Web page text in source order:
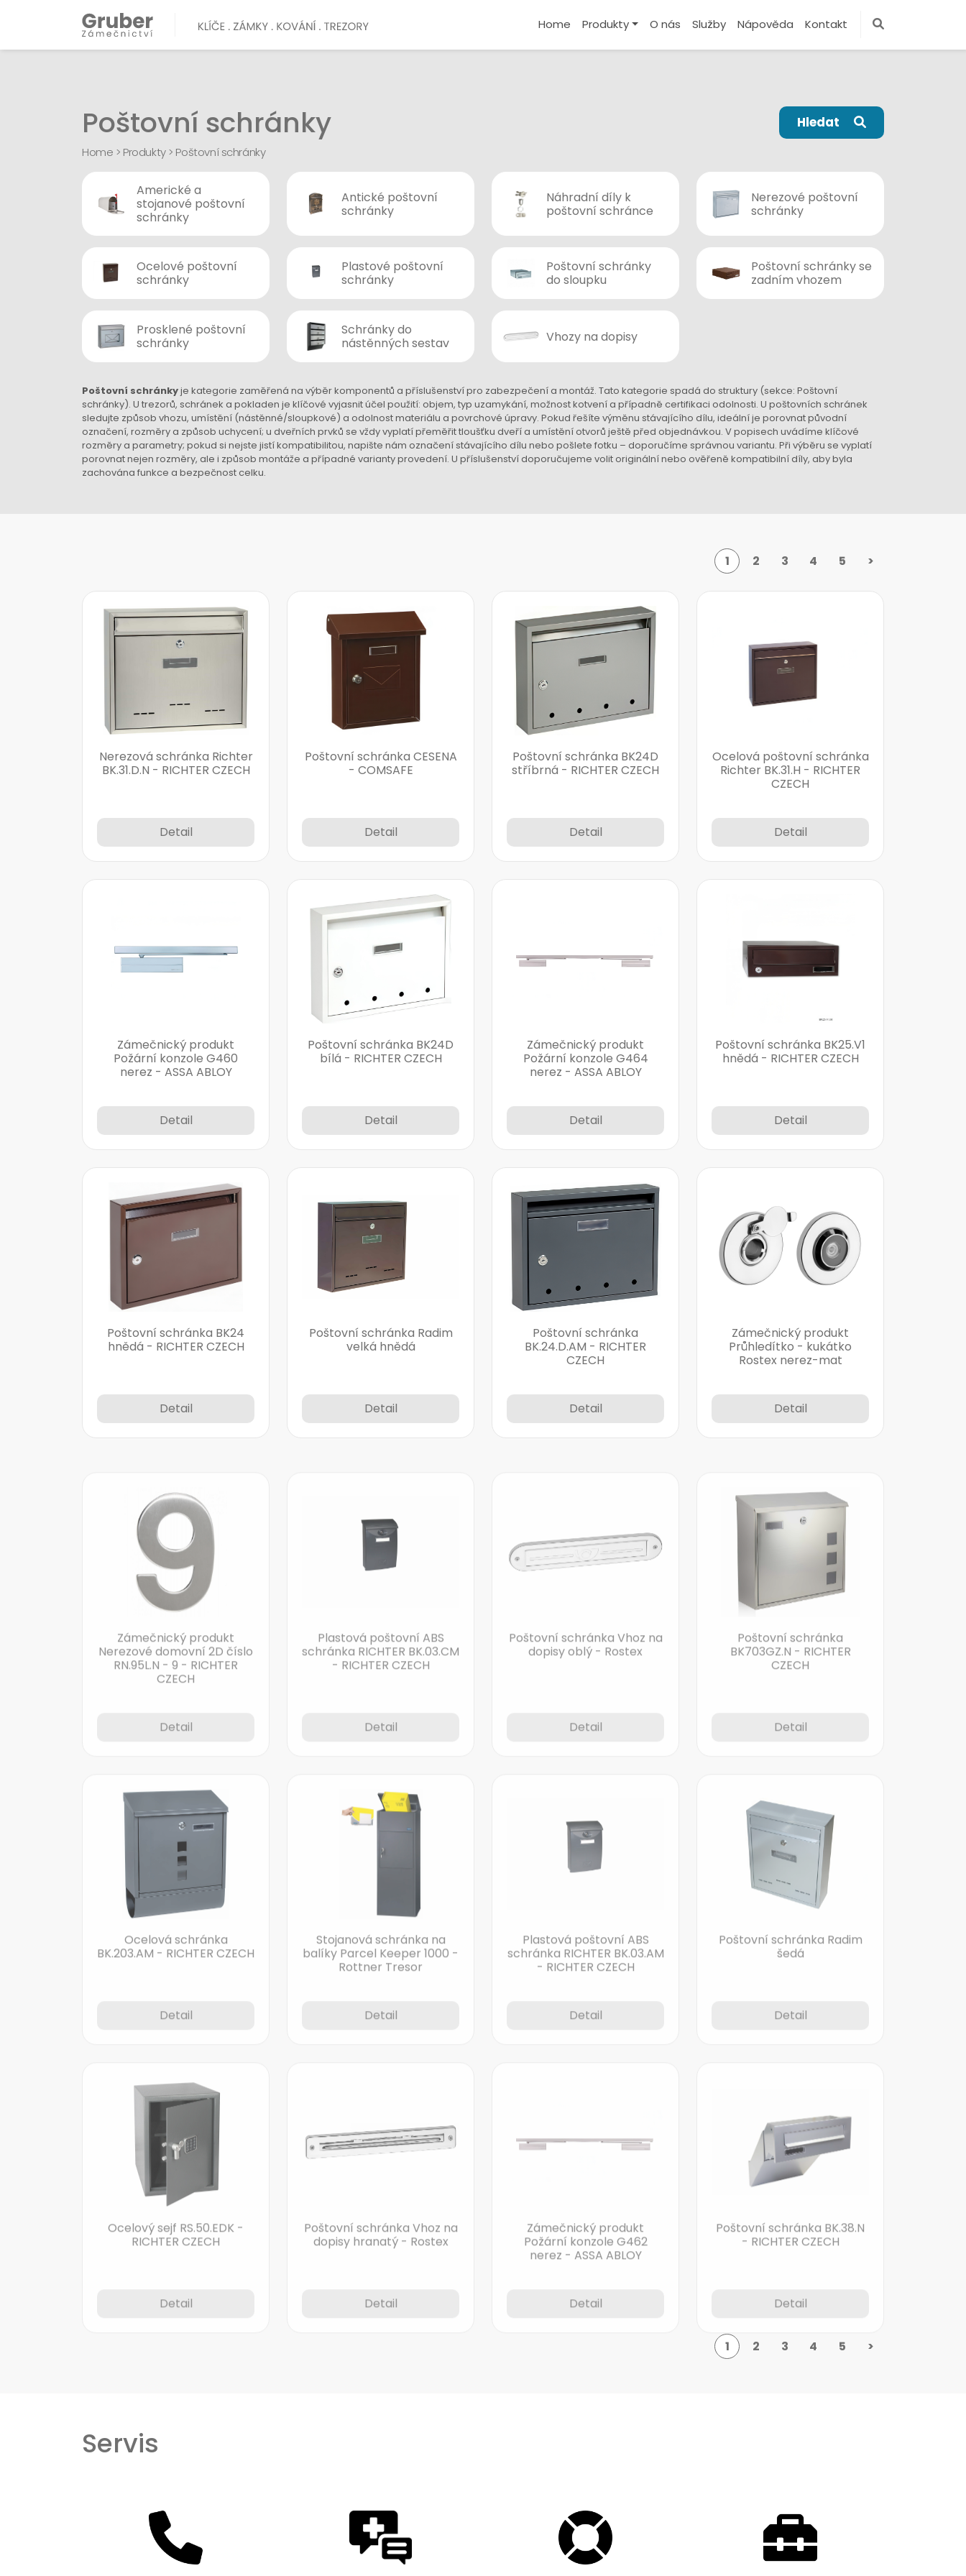
Home Produkty O nás Služby Nápověda Kontakt
Poštovní schránky
Home > Produkty> Poštovní schránky
Hledat
Americké a
stojanové poštovní
schránky
Antické poštovní
schránky
Náhradní díly k
poštovní schránce
Nerezové poštovní
schránky
Ocelové poštovní
schránky
Plastové poštovní
schránky
Poštovní schránky
do sloupku
Poštovní schránky se
zadním vhozem
Prosklené poštovní
schránky
Schránky do
nástěnných sestav
Vhozy na dopisy
Poštovní schránkyje kategorie zaměřená na výběr komponentů a příslušenství pro zabezpečení a montáž. Tato kategorie spadá do struktury (sekce: Poštovní
schránky). U trezorů, schránek a pokladen je klíčové vyjasnit účel použití: objem, typ uzamykání, možnost kotvení a případně certifikaci odolnosti. U poštovních schránek
sledujte způsob vhozu, umístění (nástěnné/sloupkové) a odolnost materiálu a povrchové úpravy. Pokud řešíte výměnu stávajícího dílu, ideální je porovnat původní
označení, rozměry a způsob uchycení; u dveřních prvků se vždy vyplatí přeměřit tloušťku dveří a umístění otvorů ještě před objednávkou. V popisech uvádíme klíčové
rozměry a parametry; pokud si nejste jistí kompatibilitou, napište nám označení stávajícího dílu nebo pošlete fotku – doporučíme správnou variantu. Při výběru se vyplatí
porovnat nejen rozměry, ale i způsob montáže a případné varianty provedení. U příslušenství doporučujeme volit originální nebo ověřeně kompatibilní díly, aby byla
zachována funkce a bezpečnost celku.
1 2 3 4 5 >
Nerezová schránka Richter
BK.31.D.N - RICHTER CZECH
Detail
Poštovní schránka CESENA
- COMSAFE
Detail
Poštovní schránka BK24D
stříbrná - RICHTER CZECH
Detail
Ocelová poštovní schránka
Richter BK.31.H - RICHTER
CZECH
Detail
Zámečnický produkt
Požární konzole G460
nerez - ASSA ABLOY
Detail
Poštovní schránka BK24D
bílá - RICHTER CZECH
Detail
Zámečnický produkt
Požární konzole G464
nerez - ASSA ABLOY
Detail
Poštovní schránka BK25.V1
hnědá - RICHTER CZECH
Detail
Poštovní schránka BK24
hnědá - RICHTER CZECH
Detail
Poštovní schránka Radim
velká hnědá
Detail
Poštovní schránka
BK.24.D.AM - RICHTER
CZECH
Detail
Zámečnický produkt
Průhledítko - kukátko
Rostex nerez-mat
Detail
Nerezové domovní 2D číslo
RN.95L.N - 9 - RICHTER
CZECH
schránka RICHTER BK.03.CM
- RICHTER CZECH
dopisy oblý - Rostex
BK703GZ.N - RICHTER
CZECH
Ocelová schránka
BK.203.AM - RICHTER CZECH
Stojanová schránka na
balíky Parcel Keeper 1000 -
Rottner Tresor
schránka RICHTER BK.03.AM
- RICHTER CZECH
šedá
Ocelový sejf RS.50.EDK -
RICHTER CZECH
dopisy hranatý - Rostex
Požární konzole G462
nerez - ASSA ABLOY
- RICHTER CZECH
1 2 3 4 5 >
Servis